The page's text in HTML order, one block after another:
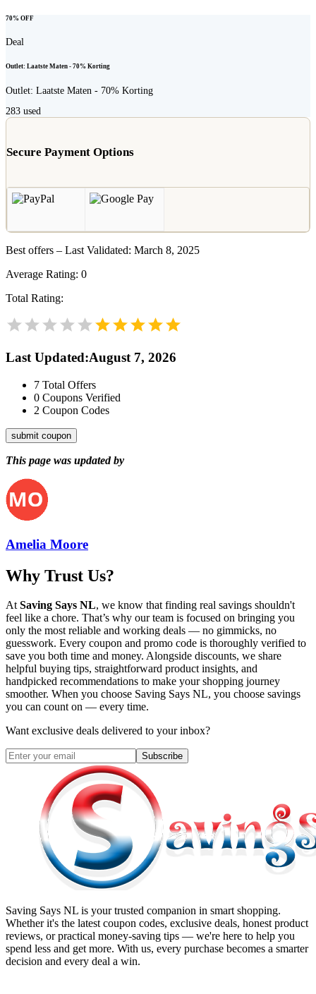
70% OFF
Deal
Outlet: Laatste Maten - 70% Korting
Outlet: Laatste Maten - 70% Korting
283 used
Secure Payment Options
Best offers – Last Validated: March 8, 2025
Average Rating: 0
Total Rating:
Last Updated:August 7, 2026
7 Total Offers
0 Coupons Verified
2 Coupon Codes
submit coupon
This page was updated by
Amelia Moore
Why Trust Us?
AtSaving Says NL, we know that finding real savings shouldn't
feel like a chore. That’s why our team is focused on bringing you
only the most reliable and working deals — no gimmicks, no
guesswork. Every coupon and promo code is thoroughly verified to
save you both time and money. Alongside discounts, we share
helpful buying tips, straightforward product insights, and
handpicked recommendations to make your shopping journey
smoother. When you choose Saving Says NL, you choose savings
you can count on — every time.
Want exclusive deals delivered to your inbox?
Subscribe
Saving Says NL is your trusted companion in smart shopping.
Whether it's the latest coupon codes, exclusive deals, honest product
reviews, or practical money-saving tips — we're here to help you
spend less and get more. With us, every purchase becomes a smarter
decision and every deal a win.